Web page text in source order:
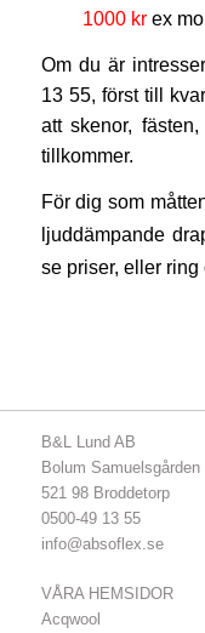
1000 krex
Om du är
13 55, först till
att skenor,
tillkommer.
För dig som
ljuddämpande
se priser, eller ring
B&L Lund AB
Bolum Samuelsgården
521 98 Broddetorp
0500-49 13 55
info@absoflex.se
VÅRA HEMSIDOR
Acqwool